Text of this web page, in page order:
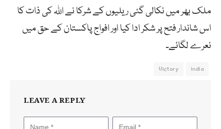
ملک بھر میں نکالی گئی ریلیوں کے شرکا نے اللہ کی ذات کا
اس شاندار فتح پر شکر ادا کیا اور افواج پاکستان کے حق میں
نعرے لگائے۔
india
Victory
LEAVE A REPLY